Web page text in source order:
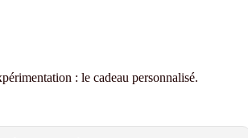
: le cadeau personnalisé.